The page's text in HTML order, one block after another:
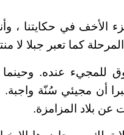
في حكايتنا ،
كما تعبر جبلا لا
للمجيء عنده.
أن مجيئي سُنّة واجبة.
عن بلاد المزامزة.